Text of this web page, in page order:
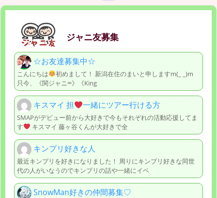
ジャニ友募集
☆お友達募集中☆
こんにちは
初めまして！ 新潟在住のまいと申しますm(_ _)m
只今、《関ジャニ∞》《King
キスマイ 担 一緒にツアー行ける方
SMAPがデビュー前から大好きで今もそれぞれの活動応援してま
す
キスマイ 藤ヶ谷くんが大好きで全
キンプリ好きな人
最近キンプリを好きになりました！ 周りにキンプリ好きな同世
代の人がいなうのでキンプリの話や一緒にイベ
SnowMan好きの仲間募集♡